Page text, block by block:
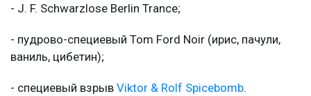
- J. F. Schwarzlose Berlin Trance;
- пудрово-специевый Tom Ford Noir (ирис, пачули,
ваниль, цибетин);
- специевый взрыв Viktor & Rolf Spicebomb.